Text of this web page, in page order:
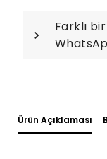
Farklı
Ürün Açıklaması